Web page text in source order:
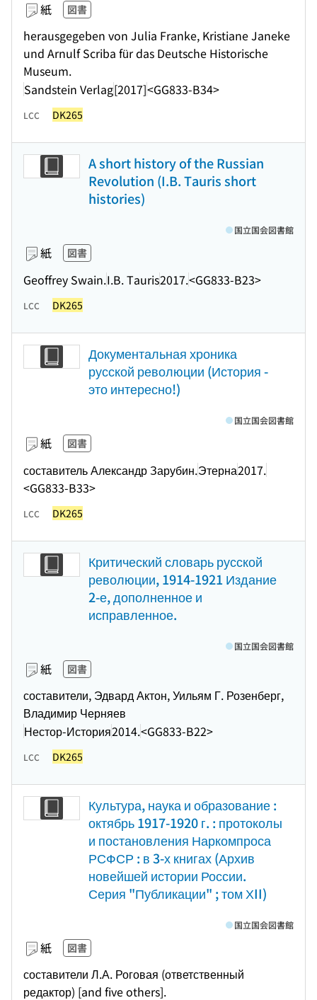
紙 図書
herausgegeben von Julia Franke, Kristiane Janeke
und Arnulf Scriba für das Deutsche Historische
Museum.
Sandstein Verlag[2017]<GG833-B34>
LCC DK265
A short history of the Russian
Revolution (I.B. Tauris short
histories)
紙 図書
Geoffrey Swain.I.B. Tauris2017.<GG833-B23>
国立国会図書館
LCC DK265
Документальная хроника
русской революции (История -
это интересно!)
紙 図書
составитель Александр Зарубин.Этерна2017.
<GG833-B33>
国立国会図書館
LCC DK265
Критический словарь русской
революции, 1914-1921 Издание
2-е, дополненное и
исправленное.
紙 図書
составители, Эдвард Актон, Уильям Г. Розенберг,
Владимир Черняев
Нестор-История2014.<GG833-B22>
国立国会図書館
LCC DK265
Культура, наука и образование :
октябрь 1917-1920 г. : протоколы
и постановления Наркомпроса
РСФСР : в 3-х книгах (Архив
новейшей истории России.
Серия "Публикации" ; том ХII)
紙 図書
составители Л.А. Роговая (ответственный
редактор) [and five others].
国立国会図書館